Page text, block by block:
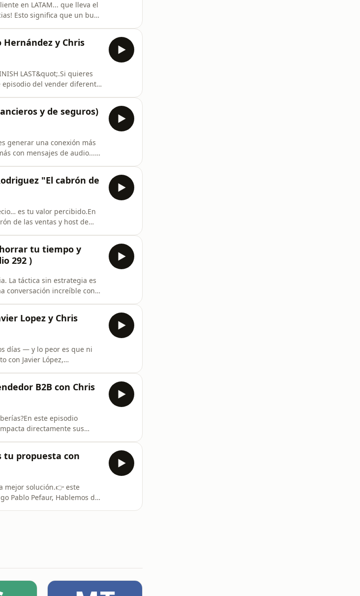
en LATAM... que lleva el
Esto significa que un buen
Hernández y Chris
LAST&quot;.Si quieres
episodio del vender diferente
y de seguros)
generar una conexión más
con mensajes de audio...
"El cabrón de
es tu valor percibido.En
de las ventas y host de
tu tiempo y
292 )
La táctica sin estrategia es
conversación increíble con
Lopez y Chris
días — y lo peor es que ni
con Javier López,
B2B con Chris
este episodio
directamente sus
tu propuesta con
mejor solución.👉 este
Pablo Pefaur, Hablemos de